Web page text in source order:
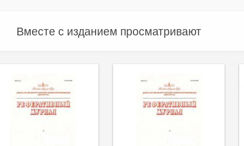
Вместе с изданием просматривают